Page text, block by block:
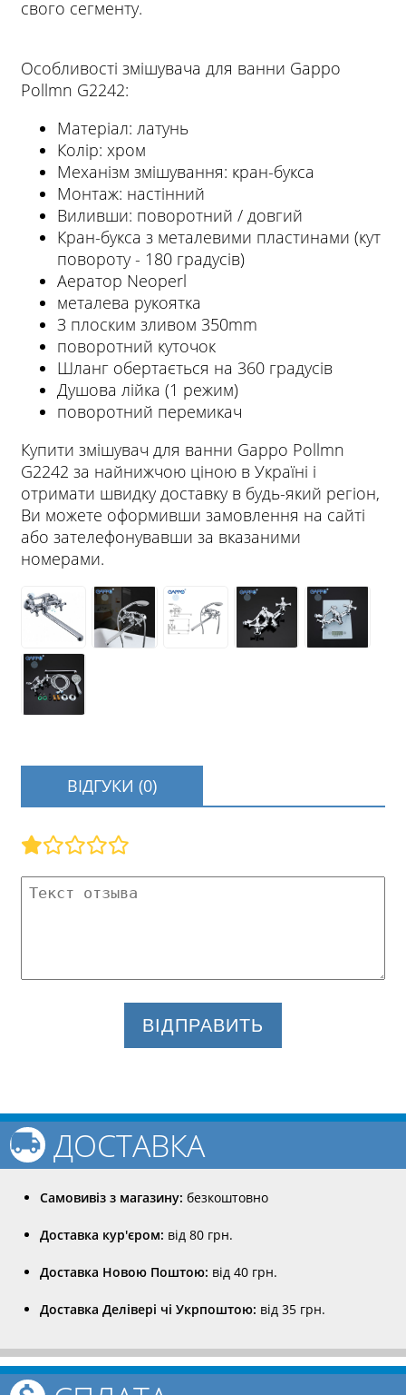
свого сегменту.
Особливості змішувача для ванни Gappo
Pollmn G2242:
Матеріал: латунь
Колір: хром
Механізм змішування: кран-букса
Монтаж: настінний
Виливши: поворотний / довгий
Кран-букса з металевими пластинами (кут
повороту - 180 градусів)
Аератор Neoperl
металева рукоятка
З плоским зливом 350mm
поворотний куточок
Шланг обертається на 360 градусів
Душова лійка (1 режим)
поворотний перемикач
Купити змішувач для ванни Gappo Pollmn
G2242 за найнижчою ціною в Україні і
отримати швидку доставку в будь-який регіон,
Ви можете оформивши замовлення на сайті
або зателефонувавши за вказаними
номерами.
ВІДГУКИ (0)
ВІДПРАВИТЬ
ДОСТАВКА
Самовивіз з магазину: безкоштовно
Доставка кур'єром: від 80 грн.
Доставка Новою Поштою: від 40 грн.
Доставка Делівері чі Укрпоштою: від 35 грн.